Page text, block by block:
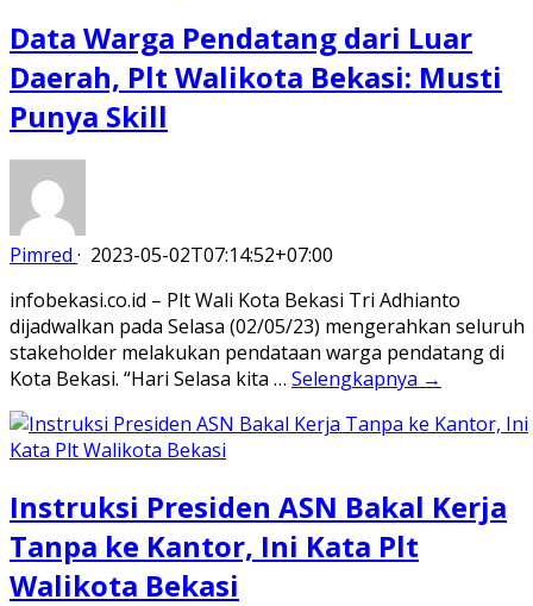
Data Warga Pendatang dari Luar
Daerah, Plt Walikota Bekasi: Musti
Punya Skill
Pimred · 2023-05-02T07:14:52+07:00
infobekasi.co.id – Plt Wali Kota Bekasi Tri Adhianto
dijadwalkan pada Selasa (02/05/23) mengerahkan seluruh
stakeholder melakukan pendataan warga pendatang di
Kota Bekasi. “Hari Selasa kita … Selengkapnya →
Instruksi Presiden ASN Bakal Kerja
Tanpa ke Kantor, Ini Kata Plt
Walikota Bekasi